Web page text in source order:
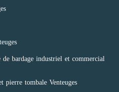
bardage industriel et commercial
pierre tombale Venteuges